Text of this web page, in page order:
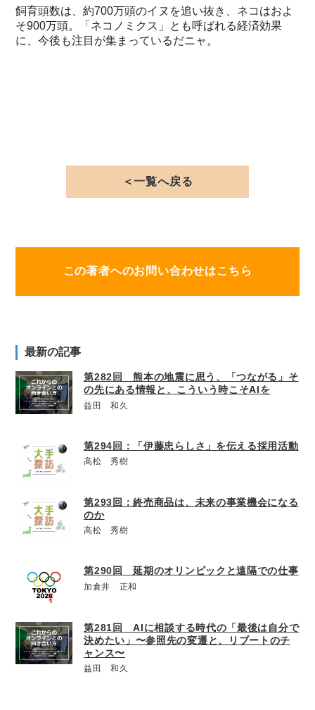
飼育頭数は、約700万頭のイヌを追い抜き、ネコはおよ
そ900万頭。「ネコノミクス」とも呼ばれる経済効果
に、今後も注目が集まっているだニャ。
＜一覧へ戻る
この著者へのお問い合わせはこちら
最新の記事
第282回 熊本の地震に思う、「つながる」そ
の先にある情報と、こういう時こそAIを
益田 和久
第294回：「伊藤忠らしさ」を伝える採用活動
高松 秀樹
第293回：終売商品は、未来の事業機会になる
のか
高松 秀樹
第290回 延期のオリンピックと遠隔での仕事
加倉井 正和
第281回 AIに相談する時代の「最後は自分で
決めたい」〜参照先の変遷と、リブートのチ
ャンス〜
益田 和久